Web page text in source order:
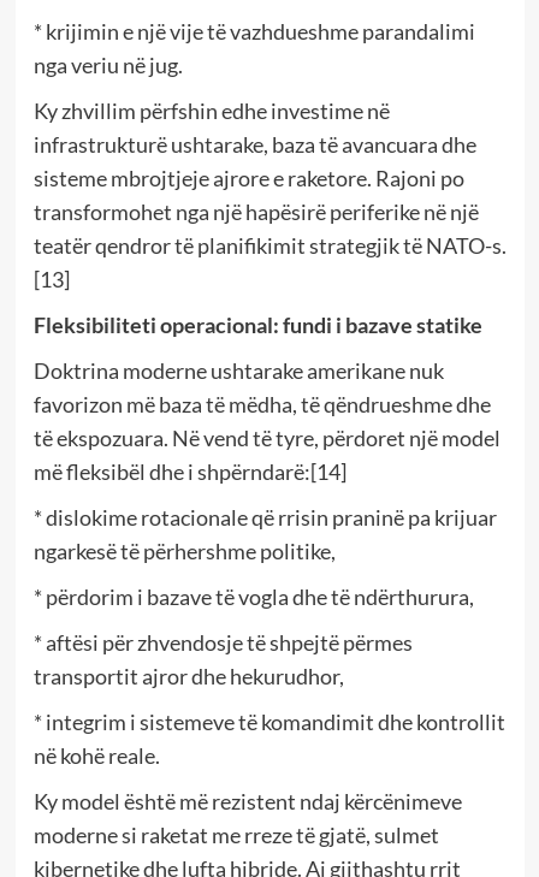
* krijimin e një vije të vazhdueshme parandalimi
nga veriu në jug.
Ky zhvillim përfshin edhe investime në
infrastrukturë ushtarake, baza të avancuara dhe
sisteme mbrojtjeje ajrore e raketore. Rajoni po
transformohet nga një hapësirë periferike në një
teatër qendror të planifikimit strategjik të NATO-s.
[13]
Fleksibiliteti operacional: fundi i bazave statike
Doktrina moderne ushtarake amerikane nuk
favorizon më baza të mëdha, të qëndrueshme dhe
të ekspozuara. Në vend të tyre, përdoret një model
më fleksibël dhe i shpërndarë:[14]
* dislokime rotacionale që rrisin praninë pa krijuar
ngarkesë të përhershme politike,
* përdorim i bazave të vogla dhe të ndërthurura,
* aftësi për zhvendosje të shpejtë përmes
transportit ajror dhe hekurudhor,
* integrim i sistemeve të komandimit dhe kontrollit
në kohë reale.
Ky model është më rezistent ndaj kërcënimeve
moderne si raketat me rreze të gjatë, sulmet
kibernetike dhe lufta hibride. Ai gjithashtu rrit